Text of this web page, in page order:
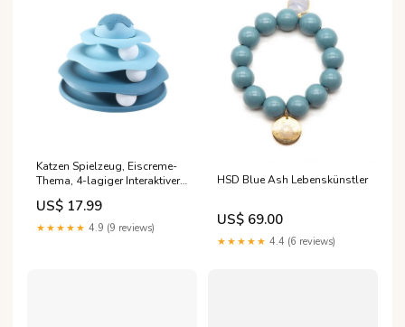
Katzen Spielzeug, Eiscreme-
Thema, 4-lagiger Interaktiver
Spielzeugbahn für Katzen,
Intelligenzförderung und
Spaß für Ihre Katze Blau
US$ 17.99
★★★★★ 4.9 (9 reviews)
HSD Blue Ash Lebenskünstler
US$ 69.00
★★★★★ 4.4 (6 reviews)